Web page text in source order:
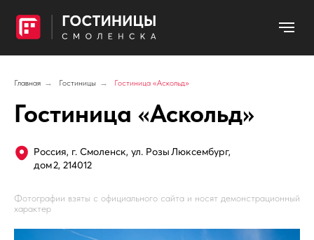
Главная → Гостиницы → Гостиница «Аскольд»
Гостиница «Аскольд»
Россия, г. Смоленск, ул. Розы Люксембург,
дом 2, 214012
Фотографии взяты с официального сайта и носят демонстрационный
характер